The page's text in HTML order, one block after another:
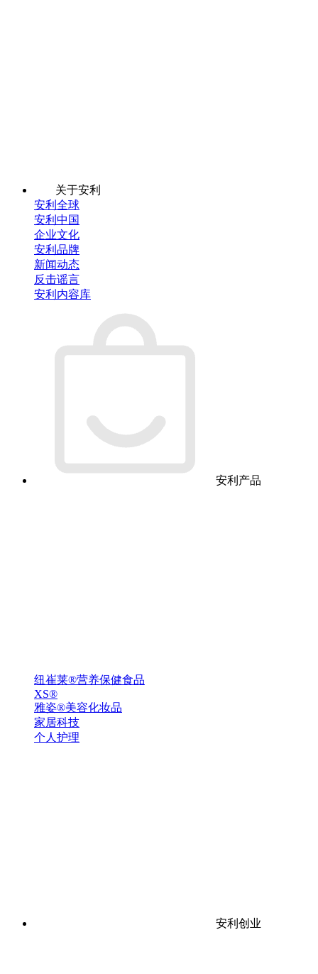
关于安利
安利全球
安利中国
企业文化
安利品牌
新闻动态
反击谣言
安利内容库
安利产品
纽崔莱®营养保健食品
XS®
雅姿®美容化妆品
家居科技
个人护理
安利创业